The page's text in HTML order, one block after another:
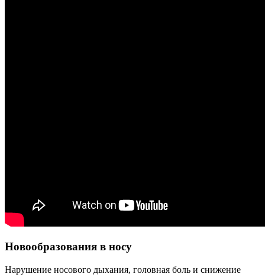
Новообразования в носу
Нарушение носового дыхания, головная боль и снижение